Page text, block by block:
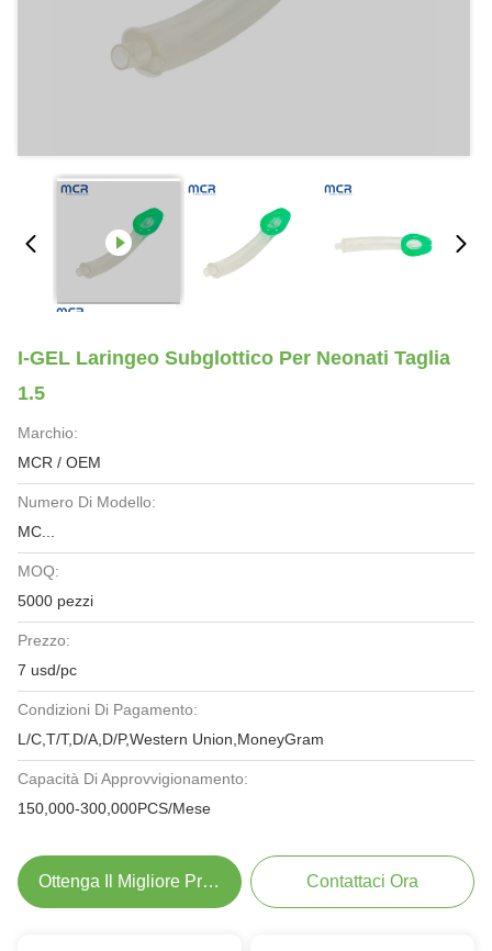
I-GEL Laringeo Subglottico Per Neonati Taglia
1.5
Marchio:
MCR / OEM
Numero Di Modello:
MC...
MOQ:
5000 pezzi
Prezzo:
7 usd/pc
Condizioni Di Pagamento:
L/C,T/T,D/A,D/P,Western Union,MoneyGram
Capacità Di Approvvigionamento:
150,000-300,000PCS/Mese
Ottenga Il Migliore Prezzo Contattaci Ora